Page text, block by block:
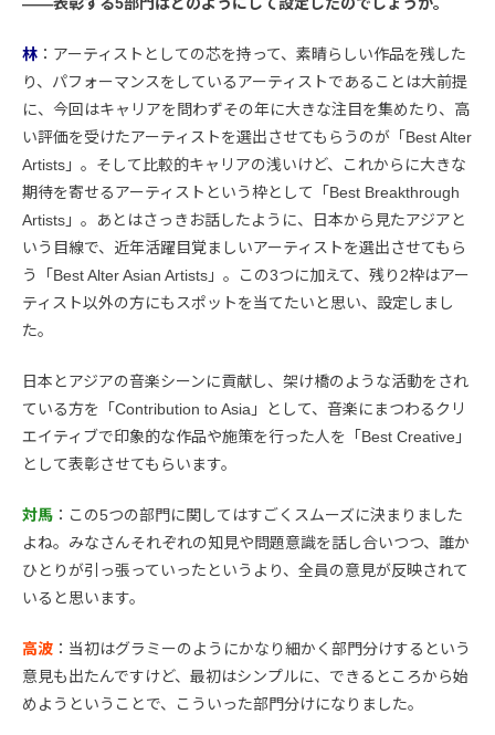
――表彰する5部門はどのようにして設定したのでしょうか。
林 ：アーティストとしての芯を持って、素晴らしい作品を残した
り、パフォーマンスをしているアーティストであることは大前提
に、今回はキャリアを問わずその年に大きな注目を集めたり、高
い評価を受けたアーティストを選出させてもらうのが「Best Alter
Artists」。そして比較的キャリアの浅いけど、これからに大きな
期待を寄せるアーティストという枠として「Best Breakthrough
Artists」。あとはさっきお話したように、日本から見たアジアと
いう目線で、近年活躍目覚ましいアーティストを選出させてもら
う「Best Alter Asian Artists」。この3つに加えて、残り2枠はアー
ティスト以外の方にもスポットを当てたいと思い、設定しまし
た。
日本とアジアの音楽シーンに貢献し、架け橋のような活動をされ
ている方を「Contribution to Asia」として、音楽にまつわるクリ
エイティブで印象的な作品や施策を行った人を「Best Creative」
として表彰させてもらいます。
対馬 ：この5つの部門に関してはすごくスムーズに決まりました
よね。みなさんそれぞれの知見や問題意識を話し合いつつ、誰か
ひとりが引っ張っていったというより、全員の意見が反映されて
いると思います。
高波 ：当初はグラミーのようにかなり細かく部門分けするという
意見も出たんですけど、最初はシンプルに、できるところから始
めようということで、こういった部門分けになりました。